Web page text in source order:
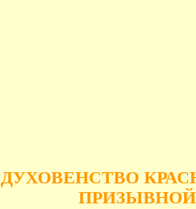
ДУХОВЕНСТВО
ПРИЗЫВНОЙ